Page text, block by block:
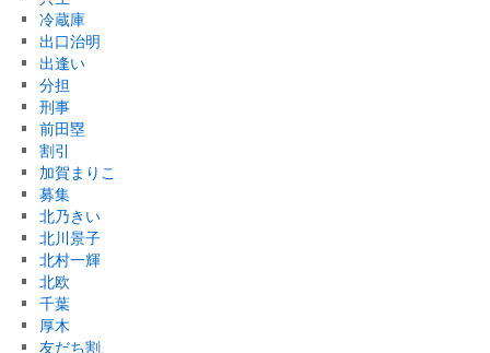
冷蔵庫
出口治明
出逢い
分担
刑事
前田塁
割引
加賀まりこ
募集
北乃きい
北川景子
北村一輝
北欧
千葉
厚木
友だち割